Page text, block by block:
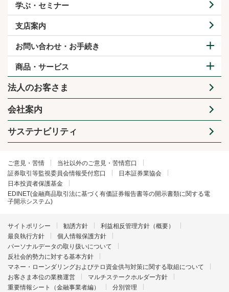
学ぶ・セミナー
支店案内
お問い合わせ・お手続き
商品・サービス
法人のお客さま
会社案内
サステナビリティ
ご意見・苦情
当社以外のご意見・苦情窓口
証券取引等監視委員会情報受付窓口
日本証券業協会
日本投資者保護基金
EDINET(金融商品取引法に基づく有価証券報告書等の開示書類に関する電
子開示システム)
サイトポリシー 勧誘方針
利益相反管理方針（概要）
最良執行方針
個人情報保護方針
パーソナルデータの取り扱いについて
反社会的勢力に対する基本方針
マネー・ローンダリングおよびテロ資金供与対策に関する取組について
お客さま本位の業務運営
マルチステークホルダー方針
重要情報シート（金融事業者編）
分別管理